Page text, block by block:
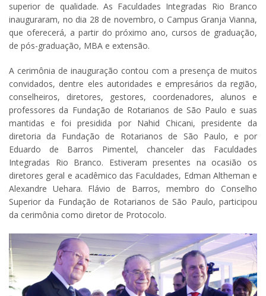
superior de qualidade. As Faculdades Integradas Rio Branco
inauguraram, no dia 28 de novembro, o Campus Granja Vianna,
que oferecerá, a partir do próximo ano, cursos de graduação,
de pós-graduação, MBA e extensão.
A cerimônia de inauguração contou com a presença de muitos
convidados, dentre eles autoridades e empresários da região,
conselheiros, diretores, gestores, coordenadores, alunos e
professores da Fundação de Rotarianos de São Paulo e suas
mantidas e foi presidida por Nahid Chicani, presidente da
diretoria da Fundação de Rotarianos de São Paulo, e por
Eduardo de Barros Pimentel, chanceler das Faculdades
Integradas Rio Branco. Estiveram presentes na ocasião os
diretores geral e acadêmico das Faculdades, Edman Altheman e
Alexandre Uehara. Flávio de Barros, membro do Conselho
Superior da Fundação de Rotarianos de São Paulo, participou
da cerimônia como diretor de Protocolo.